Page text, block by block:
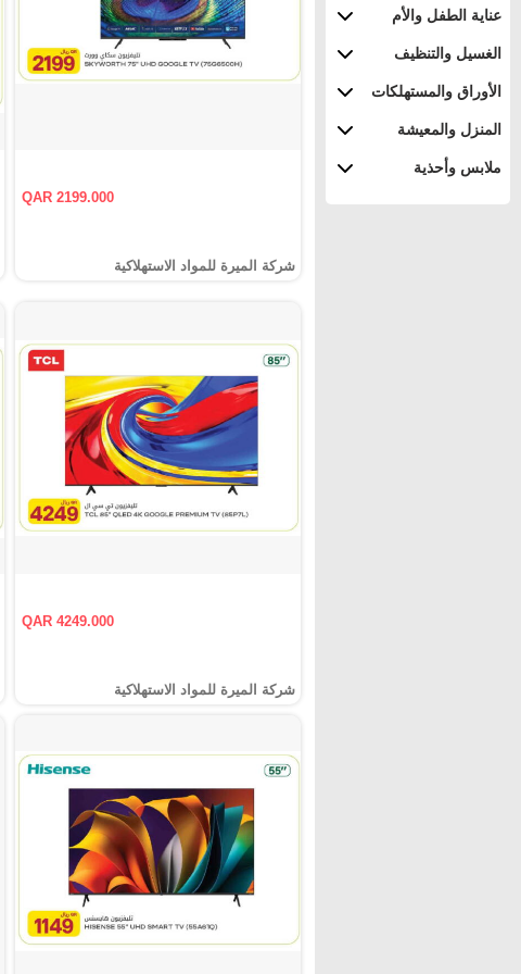
عناية الطفل والأم
الغسيل والتنظيف
الأوراق والمستهلكات
المنزل والمعيشة
ملابس وأحذية
QAR 2199.000
شركة الميرة للمواد الاستهلاكية
QAR 4249.000
شركة الميرة للمواد الاستهلاكية